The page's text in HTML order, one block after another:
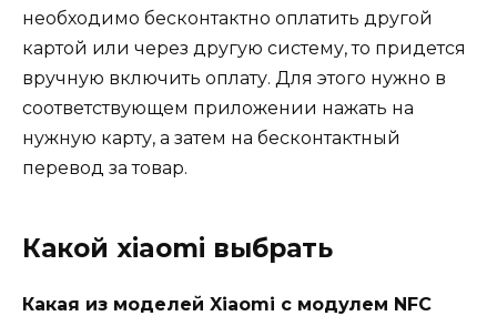
необходимо бесконтактно оплатить другой
картой или через другую систему, то придется
вручную включить оплату. Для этого нужно в
соответствующем приложении нажать на
нужную карту, а затем на бесконтактный
перевод за товар.
Какой xiaomi выбрать
Какая из моделей Xiaomi с модулем NFC